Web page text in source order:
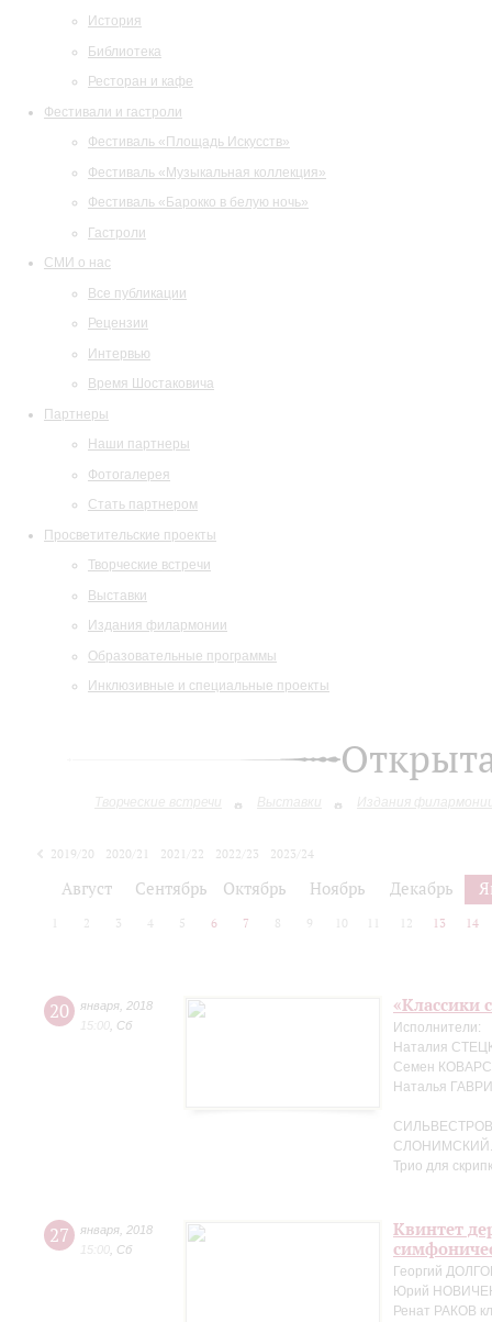
История
Библиотека
Ресторан и кафе
Фестивали и гастроли
Фестиваль «Площадь Искусств»
Фестиваль «Музыкальная коллекция»
Фестиваль «Барокко в белую ночь»
Гастроли
СМИ о нас
Все публикации
Рецензии
Интервью
Время Шостаковича
Партнеры
Наши партнеры
Фотогалерея
Стать партнером
Просветительские проекты
Творческие встречи
Выставки
Издания филармонии
Образовательные программы
Инклюзивные и специальные проекты
Творческие встречи Выставки Издания
2019/20 2020/21 2021/22 2022/23
2023/24
Август Сентябрь Октябрь Ноябрь Декабрь
2 3 4 5 6 7 8 9 10 12 13 14
20 января 2018
15:00 Сб
«Классики
Исполнители:
Наталия
Семен
Наталья
СИЛЬВЕСТРОВ.
СЛОНИМСКИЙ.
Трио для
27 января 2018
15:00 Сб
Квинтет
Георгий
Юрий
Ренат РАКОВ